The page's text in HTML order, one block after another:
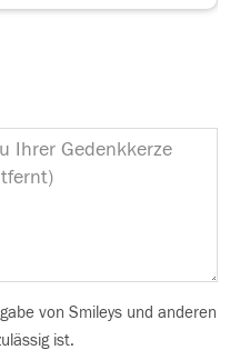
von Smileys und anderen
ist.